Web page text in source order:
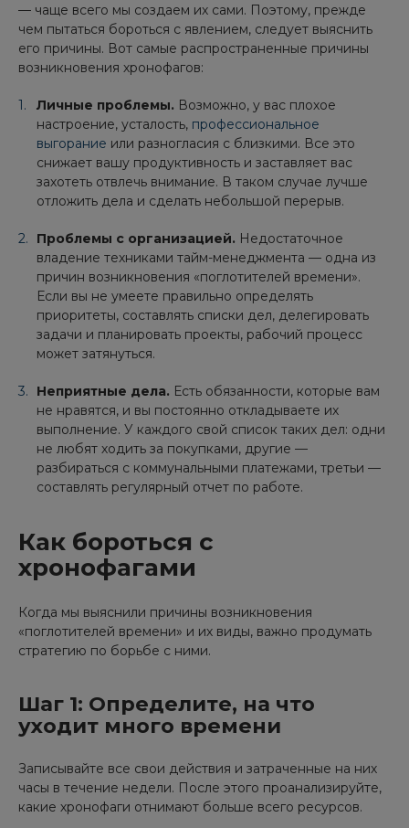
— чаще всего мы создаем их сами. Поэтому, прежде
чем пытаться бороться с явлением, следует выяснить
его причины. Вот самые распространенные причины
возникновения хронофагов:
Личные проблемы. Возможно, у вас плохое
настроение, усталость, профессиональное
выгорание или разногласия с близкими. Все это
снижает вашу продуктивность и заставляет вас
захотеть отвлечь внимание. В таком случае лучше
отложить дела и сделать небольшой перерыв.
Проблемы с организацией. Недостаточное
владение техниками тайм-менеджмента — одна из
причин возникновения «поглотителей времени».
Если вы не умеете правильно определять
приоритеты, составлять списки дел, делегировать
задачи и планировать проекты, рабочий процесс
может затянуться.
Неприятные дела. Есть обязанности, которые вам
не нравятся, и вы постоянно откладываете их
выполнение. У каждого свой список таких дел: одни
не любят ходить за покупками, другие —
разбираться с коммунальными платежами, третьи —
составлять регулярный отчет по работе.
Как бороться с
хронофагами
Когда мы выяснили причины возникновения
«поглотителей времени» и их виды, важно продумать
стратегию по борьбе с ними.
Шаг 1: Определите, на что
уходит много времени
Записывайте все свои действия и затраченные на них
часы в течение недели. После этого проанализируйте,
какие хронофаги отнимают больше всего ресурсов.